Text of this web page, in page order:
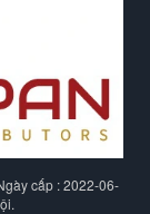
cấp : 2022-06-